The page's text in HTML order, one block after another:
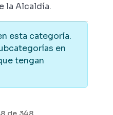
la Alcaldía.
esta categoría.
en
tengan